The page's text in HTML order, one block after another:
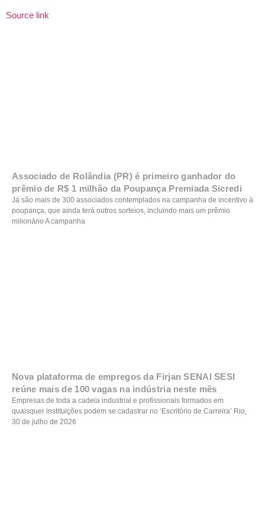
Source link
Associado de Rolândia (PR) é primeiro ganhador do
prêmio de R$ 1 milhão da Poupança Premiada Sicredi
Já são mais de 300 associados contemplados na campanha de incentivo à
poupança, que ainda terá outros sorteios, incluindo mais um prêmio
milionário A campanha
Nova plataforma de empregos da Firjan SENAI SESI
reúne mais de 100 vagas na indústria neste mês
Empresas de toda a cadeia industrial e profissionais formados em
quaisquer instituições podem se cadastrar no ‘Escritório de Carreira’ Rio,
30 de julho de 2026